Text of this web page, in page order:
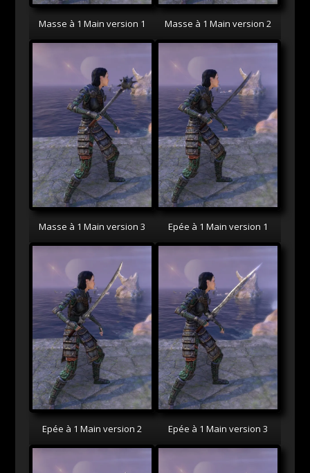
Masse à 1 Main version 1 Masse à 1 Main version 2
Masse à 1 Main version 3 Epée à 1 Main version 1
Epée à 1 Main version 2 Epée à 1 Main version 3